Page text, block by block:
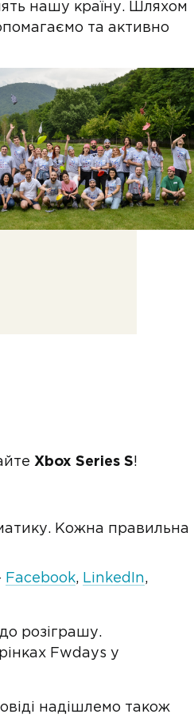
нашу країну. Шляхом
та активно
Xbox Series S!
Кожна правильна
Facebook, LinkedIn,
розіграшу.
Fwdays у
надішлемо також